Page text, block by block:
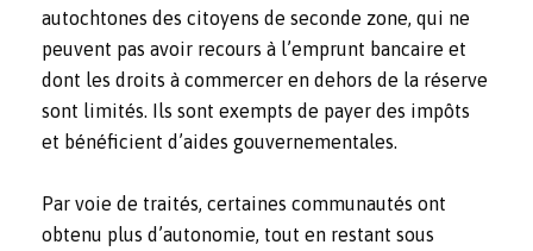
autochtones des citoyens de seconde zone, qui ne
peuvent pas avoir recours à l’emprunt bancaire et
dont les droits à commercer en dehors de la réserve
sont limités. Ils sont exempts de payer des impôts
et bénéficient d’aides gouvernementales.
Par voie de traités, certaines communautés ont
obtenu plus d’autonomie, tout en restant sous